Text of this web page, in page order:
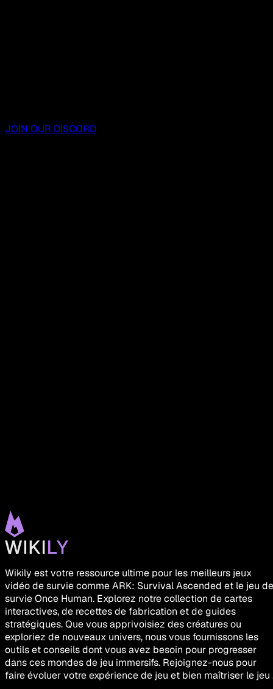
JOIN OUR DISCORD
Wikily est votre ressource ultime pour les meilleurs jeux
vidéo de survie comme ARK: Survival Ascended et le jeu de
survie Once Human. Explorez notre collection de cartes
interactives, de recettes de fabrication et de guides
stratégiques. Que vous apprivoisiez des créatures ou
exploriez de nouveaux univers, nous vous fournissons les
outils et conseils dont vous avez besoin pour progresser
dans ces mondes de jeu immersifs. Rejoignez-nous pour
faire évoluer votre expérience de jeu et bien maîtriser le jeu